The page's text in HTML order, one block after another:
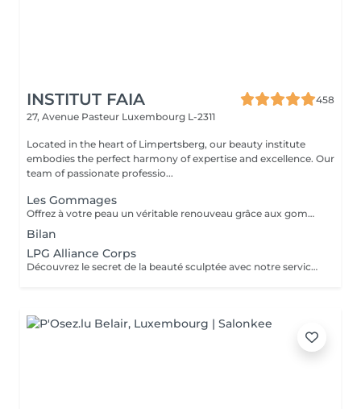
INSTITUT FAIA
458
27, Avenue Pasteur Luxembourg L-2311
Located in the heart of Limpertsberg, our beauty institute
embodies the perfect harmony of expertise and excellence. Our
team of passionate professio...
Les Gommages
Offrez à votre peau un véritable renouveau grâce aux gommages corps Gemology. Enrichis en extraits minéraux précieux et en ingrédients naturels, ils exfolient en douceur, éliminent les cellules mortes et révèlent l'éclat de la peau. Leur texture sensorielle et leurs parfums délicats transforment l'exfoliation en un rituel de bien-être luxueux. Résultat : une peau lisse, douce, parfaitement préparée à recevoir les soins suivants.
Bilan
LPG Alliance Corps
Découvrez le secret de la beauté sculptée avec notre service LPG Endermologie. Cette technologie de pointe est votre alliée pour une silhouette redessinée et une peau radieuse. Les soins Endermologie stimulent naturellement la production de collagène et d'élastine, réduisent l'aspect de la cellulite et raffermissent votre peau. Les résultats sont visibles dès les premières séances, vous laissant avec une confiance et une élégance accrues. Révélez votre beauté intérieure avec une silhouette plus harmonieuse. Optez pour le bien-être et la beauté, choisissez LPG Endermologie dès aujourd'hui.